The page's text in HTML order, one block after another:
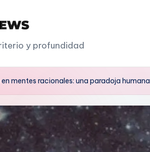
y profundidad
mentes racionales: una paradoja humana